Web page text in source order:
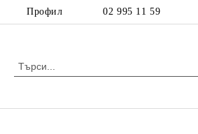
Профил 02 995 11 59